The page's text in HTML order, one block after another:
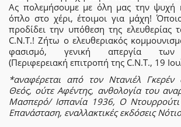
Ας πολεμήσουμε με όλη μας την ψυχή
όπλο στο χέρι, έτοιμοι για μάχη!
προδίδει την υπόθεση της
C.N.T.! Ζήτω ο ελευθεριακός
φασισμό, γενική απεργία των
(Περιφερειακή επιτροπή της C.N.T., 19
*αναφέρεται από τον Ντανιέλ Γκερέν
Θεός, ούτε Αφέντης, ανθολογία του
Μασπερό/ Ισπανία 1936, Ο Ντουρρούτι
Επανάσταση, εναλλακτικές εκδόσεις